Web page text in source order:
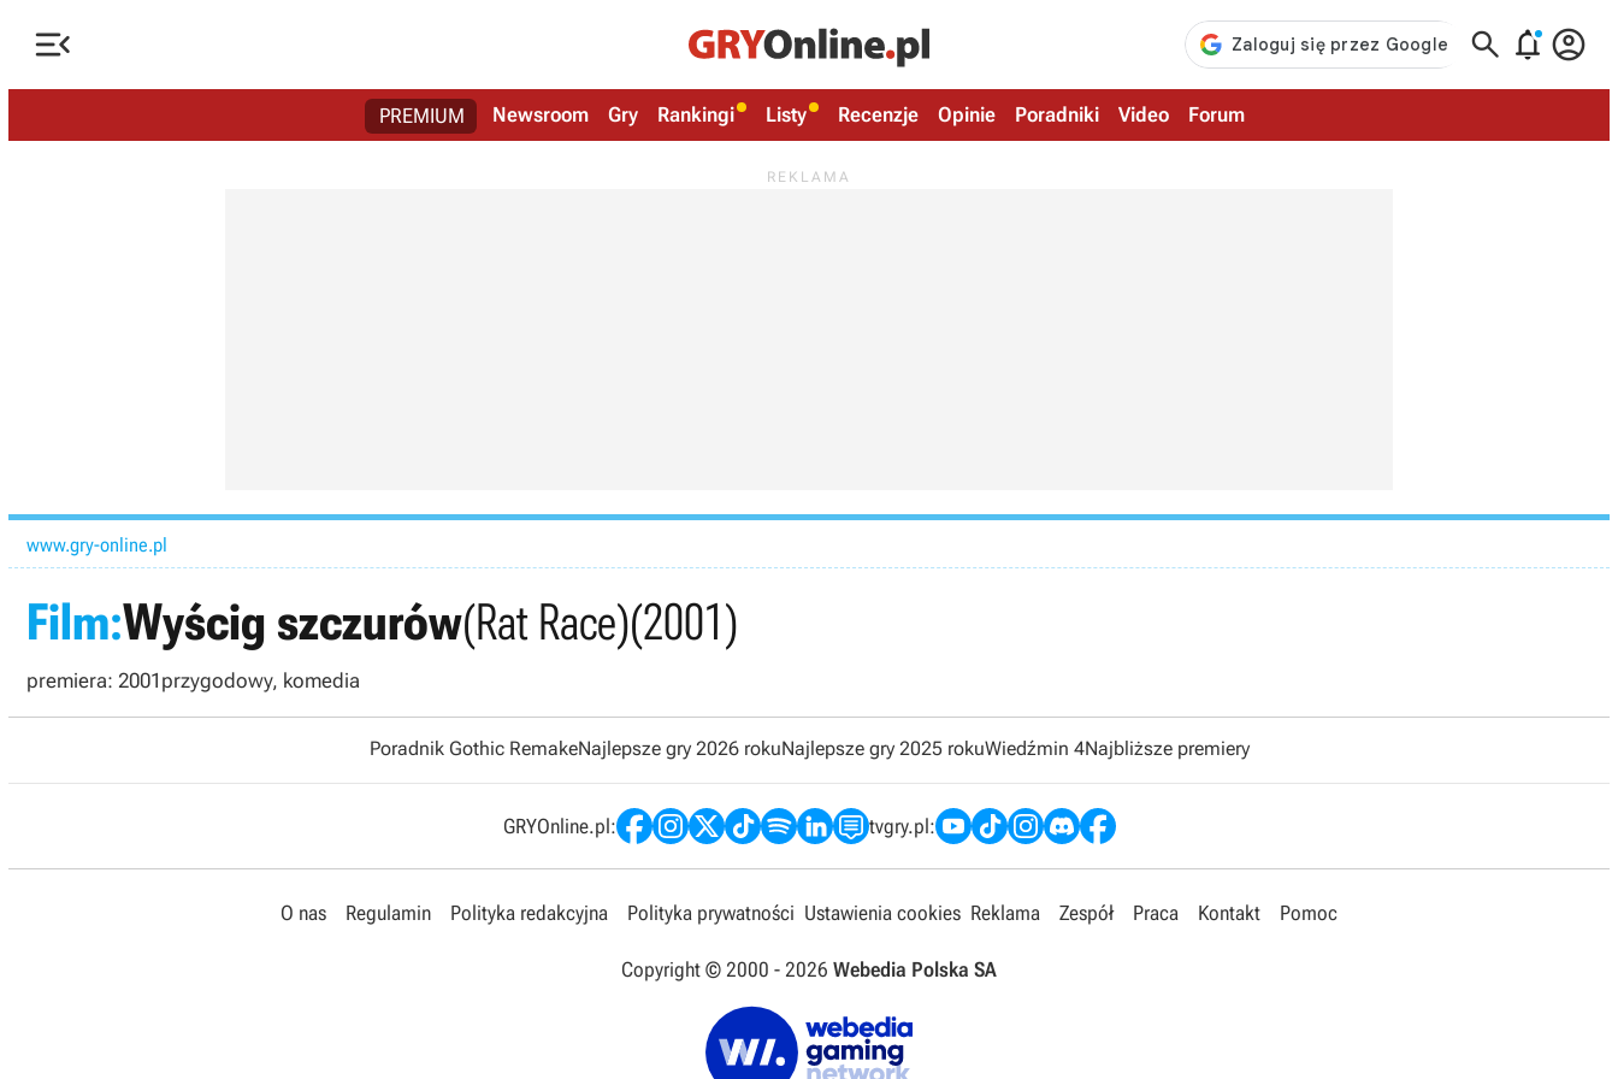
   
PREMIUM Newsroom Gry Rankingi Listy Recenzje Opinie Poradniki Video Forum
www.gry-online.pl
Film:Wyścig szczurów(Rat Race)(2001)
premiera: 2001 przygodowy, komedia
Poradnik Gothic RemakeNajlepsze gry 2026 rokuNajlepsze gry 2025 rokuWiedźmin 4Najbliższe premiery
GRYOnline.pl: tvgry.pl:
O nas Regulamin Polityka redakcyjna Polityka prywatności Ustawienia cookies Reklama Zespół Praca Kontakt Pomoc
Copyright © 2000 - 2026 Webedia Polska SA